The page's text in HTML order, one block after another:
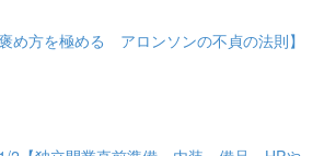
め方を極める アロンソンの不貞の法則】